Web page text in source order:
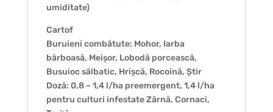
umiditate)
Cartof
Buruieni combătute: Mohor, Iarba
bărboasă, Meișor, Lobodă porcească,
Busuioc sălbatic, Hrișcă, Rocoină, Știr
Doză: 0,8 – 1,4 l/ha preemergent, 1,4 l/ha
pentru culturi infestate Zârnă, Cornaci,